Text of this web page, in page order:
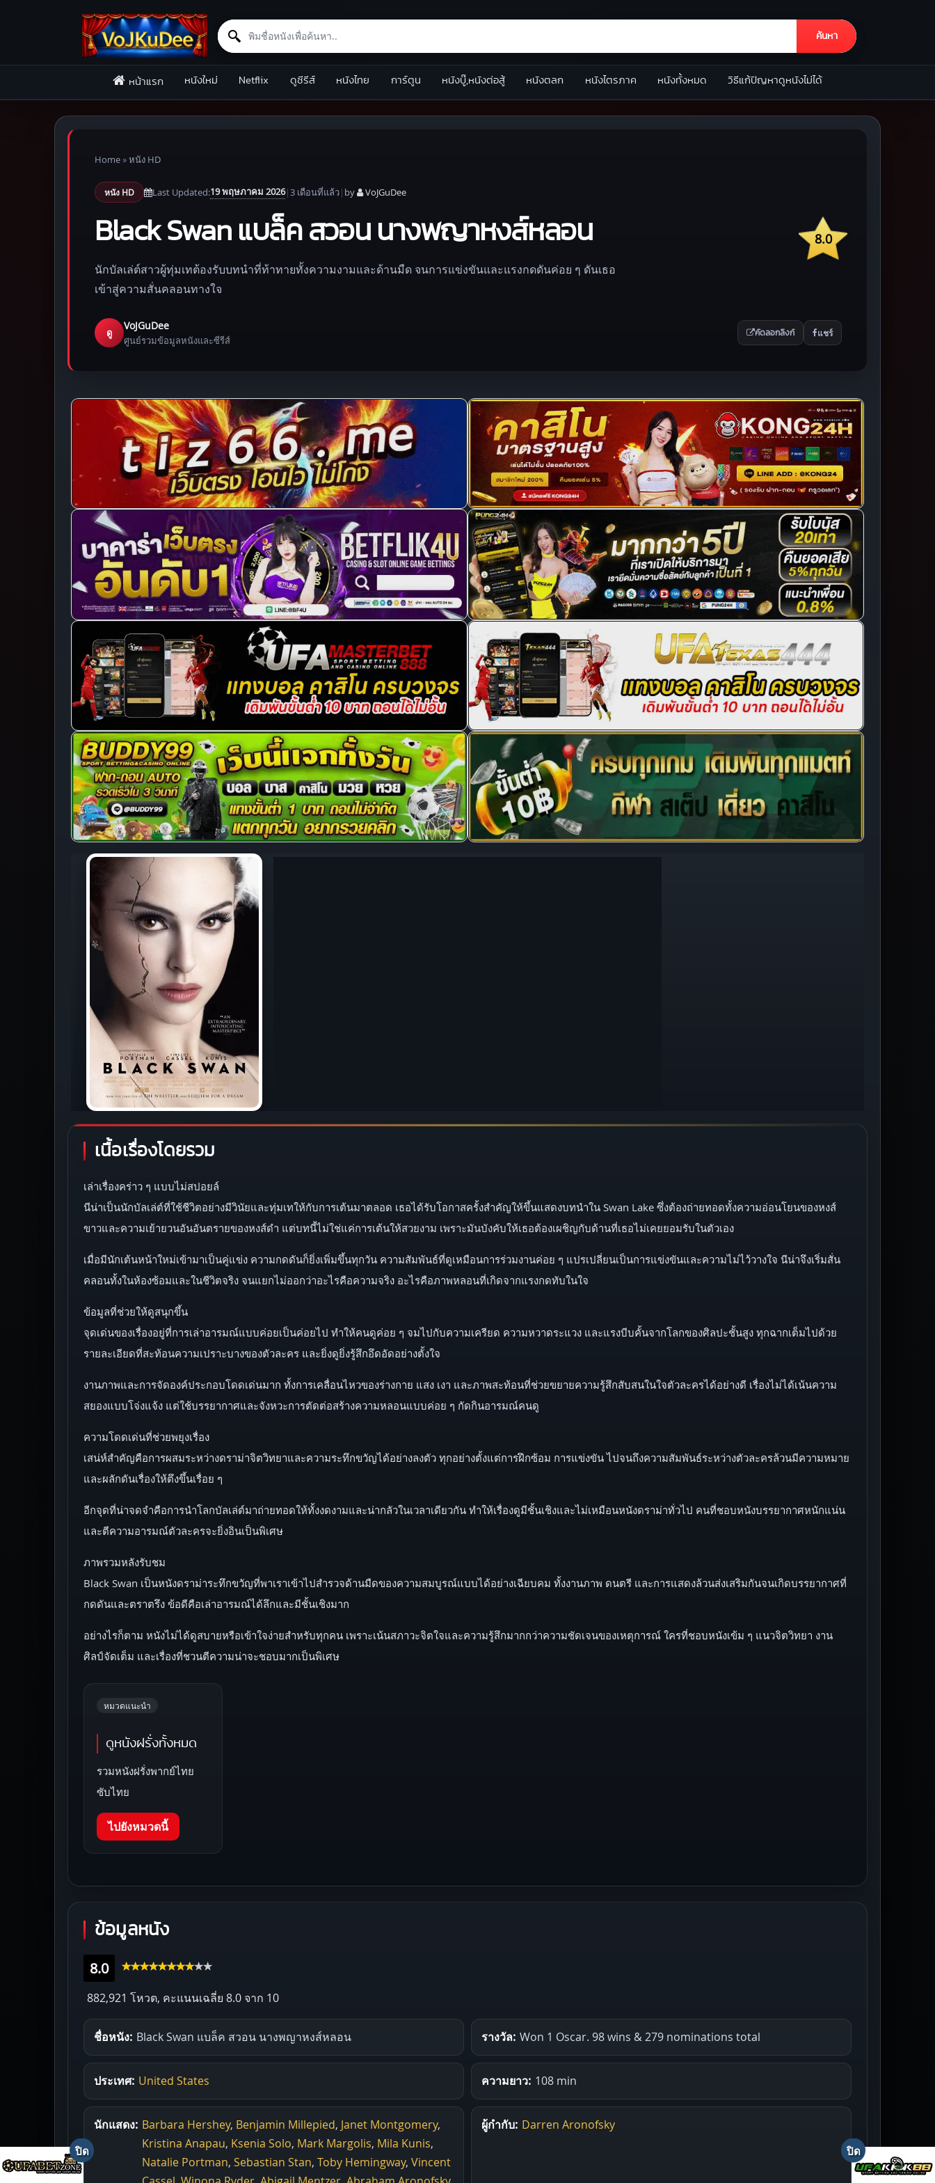
Search for:
ค้นหา
หน้าแรก หนังใหม่ Netflix ดูซีรีส์ หนังไทย การ์ตูน หนังบู๊,หนังต่อสู้ หนังตลก หนังไตรภาค หนังทั้งหมด วิธีแก้ปัญหาดูหนังไม่ได้
Home»หนัง HD
หนัง HD Last Updated:19 พฤษภาคม 2026|3 เดือนที่แล้ว| by VoJGuDee
8.0
Black Swan แบล็ค สวอน นางพญาหงส์หลอน
นักบัลเล่ต์สาวผู้ทุ่มเทต้องรับบทนำที่ท้าทายทั้งความงามและด้านมืด จนการแข่งขันและแรงกดดันค่อย ๆ ดันเธอ
เข้าสู่ความสั่นคลอนทางใจ
ดู
VoJGuDee
ศูนย์รวมข้อมูลหนังและซีรีส์
คัดลอกลิงก์ แชร์
เนื้อเรื่องโดยรวม
เล่าเรื่องคร่าว ๆ แบบไม่สปอยล์
นีน่าเป็นนักบัลเล่ต์ที่ใช้ชีวิตอย่างมีวินัยและทุ่มเทให้กับการเต้นมาตลอด เธอได้รับโอกาสครั้งสำคัญให้ขึ้นแสดงบทนำใน Swan Lake ซึ่งต้องถ่ายทอดทั้งความอ่อนโยนของหงส์
ขาวและความเย้ายวนอันอันตรายของหงส์ดำ แต่บทนี้ไม่ใช่แค่การเต้นให้สวยงาม เพราะมันบังคับให้เธอต้องเผชิญกับด้านที่เธอไม่เคยยอมรับในตัวเอง
เมื่อมีนักเต้นหน้าใหม่เข้ามาเป็นคู่แข่ง ความกดดันก็ยิ่งเพิ่มขึ้นทุกวัน ความสัมพันธ์ที่ดูเหมือนการร่วมงานค่อย ๆ แปรเปลี่ยนเป็นการแข่งขันและความไม่ไว้วางใจ นีน่าจึงเริ่มสั่น
คลอนทั้งในห้องซ้อมและในชีวิตจริง จนแยกไม่ออกว่าอะไรคือความจริง อะไรคือภาพหลอนที่เกิดจากแรงกดทับในใจ
ข้อมูลที่ช่วยให้ดูสนุกขึ้น
จุดเด่นของเรื่องอยู่ที่การเล่าอารมณ์แบบค่อยเป็นค่อยไป ทำให้คนดูค่อย ๆ จมไปกับความเครียด ความหวาดระแวง และแรงบีบคั้นจากโลกของศิลปะชั้นสูง ทุกฉากเต็มไปด้วย
รายละเอียดที่สะท้อนความเปราะบางของตัวละคร และยิ่งดูยิ่งรู้สึกอึดอัดอย่างตั้งใจ
งานภาพและการจัดองค์ประกอบโดดเด่นมาก ทั้งการเคลื่อนไหวของร่างกาย แสง เงา และภาพสะท้อนที่ช่วยขยายความรู้สึกสับสนในใจตัวละครได้อย่างดี เรื่องไม่ได้เน้นความ
สยองแบบโจ่งแจ้ง แต่ใช้บรรยากาศและจังหวะการตัดต่อสร้างความหลอนแบบค่อย ๆ กัดกินอารมณ์คนดู
ความโดดเด่นที่ช่วยพยุงเรื่อง
เสน่ห์สำคัญคือการผสมระหว่างดราม่าจิตวิทยาและความระทึกขวัญได้อย่างลงตัว ทุกอย่างตั้งแต่การฝึกซ้อม การแข่งขัน ไปจนถึงความสัมพันธ์ระหว่างตัวละครล้วนมีความหมาย
และผลักดันเรื่องให้ตึงขึ้นเรื่อย ๆ
อีกจุดที่น่าจดจำคือการนำโลกบัลเล่ต์มาถ่ายทอดให้ทั้งงดงามและน่ากลัวในเวลาเดียวกัน ทำให้เรื่องดูมีชั้นเชิงและไม่เหมือนหนังดราม่าทั่วไป คนที่ชอบหนังบรรยากาศหนักแน่น
และตีความอารมณ์ตัวละครจะยิ่งอินเป็นพิเศษ
ภาพรวมหลังรับชม
Black Swan เป็นหนังดราม่าระทึกขวัญที่พาเราเข้าไปสำรวจด้านมืดของความสมบูรณ์แบบได้อย่างเฉียบคม ทั้งงานภาพ ดนตรี และการแสดงล้วนส่งเสริมกันจนเกิดบรรยากาศที่
กดดันและตราตรึง ข้อดีคือเล่าอารมณ์ได้ลึกและมีชั้นเชิงมาก
อย่างไรก็ตาม หนังไม่ได้ดูสบายหรือเข้าใจง่ายสำหรับทุกคน เพราะเน้นสภาวะจิตใจและความรู้สึกมากกว่าความชัดเจนของเหตุการณ์ ใครที่ชอบหนังเข้ม ๆ แนวจิตวิทยา งาน
ศิลป์จัดเต็ม และเรื่องที่ชวนตีความน่าจะชอบมากเป็นพิเศษ
หมวดแนะนำ
ดูหนังฝรั่งทั้งหมด
รวมหนังฝรั่งพากย์ไทย
ซับไทย
ไปยังหมวดนี้
ข้อมูลหนัง
8.0
882,921 โหวต, คะแนนเฉลี่ย 8.0 จาก 10
ชื่อหนัง: Black Swan แบล็ค สวอน นางพญาหงส์หลอน รางวัล: Won 1 Oscar. 98 wins & 279 nominations total
ประเทศ: United States ความยาว: 108 min
นักแสดง: Barbara Hershey, Benjamin Millepied, Janet Montgomery,
Kristina Anapau, Ksenia Solo, Mark Margolis, Mila Kunis,
Natalie Portman, Sebastian Stan, Toby Hemingway, Vincent
ผู้กำกับ: Darren Aronofsky